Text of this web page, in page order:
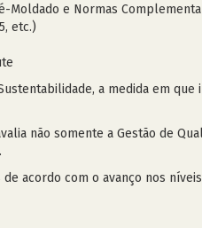
Moldado e Normas
etc.)
a medida em
não somente a Gestão de
acordo com o avanço nos